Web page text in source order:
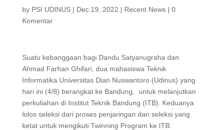
by PSI UDINUS| Dec 19, 2022 | Recent News| 0
Komentar
Suatu kebanggaan bagi Dandu Satyanugraha dan
Ahmad Farhan Ghifari, dua mahasiswa Teknik
Informatika Universitas Dian Nuswantoro (Udinus) yang
hari ini (4/8) berangkat ke Bandung, untuk melanjutkan
perkuliahan di Institut Teknik Bandung (ITB). Keduanya
lolos seleksi dari proses penjaringan dan seleksi yang
ketat untuk mengikuti Twinning Program ke ITB.